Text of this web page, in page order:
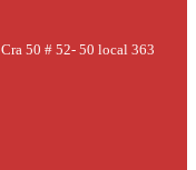
Cra 50 # 52- 50 local 363